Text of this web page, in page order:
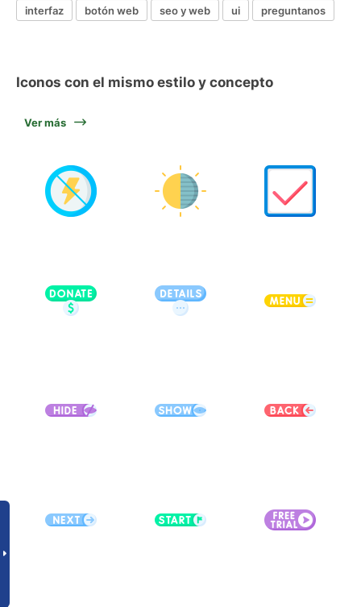
interfaz botón web seo y web ui preguntanos
Iconos con el mismo estilo y concepto
Ver más